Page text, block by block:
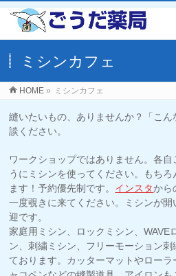
ミシンカフェ
HOME » ミシンカフェ
縫いたいもの、ありませんか？「こ
談ください。
ワークショップではありません。各
うにミシンを使ってください。もち
ます！予約優先制です。 インスタから
一度覗きに来てください。ミシンが
迎です。
家庭用ミシン、ロックミシン、WAVE
ン、刺繍ミシン、フリーモーション刺
ております。カッターマットやロー